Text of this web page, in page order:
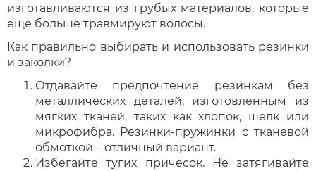
изготавливаются из грубых материалов, которые
еще больше травмируют волосы.
Как правильно выбирать и использовать резинки
и заколки?
Отдавайте предпочтение резинкам без
металлических деталей, изготовленным из
мягких тканей, таких как хлопок, шелк или
микрофибра. Резинки-пружинки с тканевой
обмоткой – отличный вариант.
Избегайте тугих причесок. Не затягивайте